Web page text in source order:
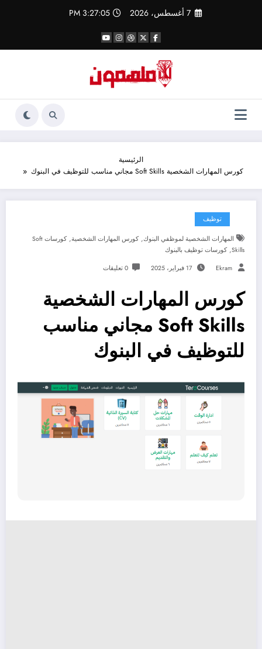
7 أغسطس، 2026 3:27:05 PM
الرئيسية
كورس المهارات الشخصية Soft Skills مجاني مناسب للتوظيف في البنوك
توظيف
المهارات الشخصية لموظفي البنوك,كورس المهارات الشخصية,
كورسات Soft
Skills
,كورسات توظيف بالبنوك
Ekram 17 فبراير، 2025 0 تعليقات
كورس المهارات الشخصية
Soft Skills مجاني مناسب
للتوظيف في البنوك